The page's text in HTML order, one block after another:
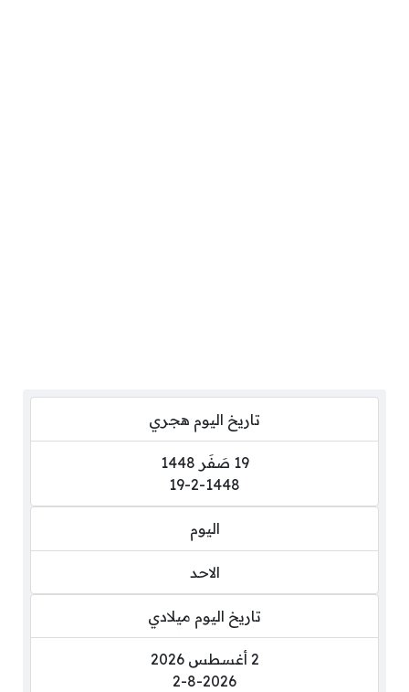
تاريخ اليوم هجري
19 صَفَر 1448
19-2-1448
اليوم
الاحد
تاريخ اليوم ميلادي
2 أغسطس 2026
2-8-2026